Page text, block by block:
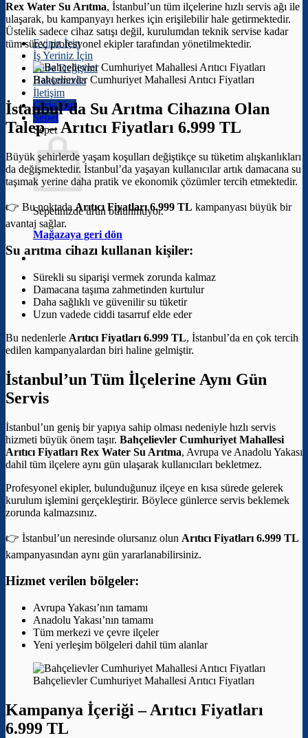
Eviniz İçin
İş Yeriniz İçin
Filtre Değişimi
Hakkımızda
İletişim
Giriş Yap
Sepet
Sepet
Sepetinizde ürün bulunmuyor.
Mağazaya geri dön
Rex Water Su Arıtma, İstanbul’un tüm ilçelerine hızlı servis ağı ile
ulaşarak, bu kampanyayı herkes için erişilebilir hale getirmektedir.
Üstelik sadece cihaz satışı değil, kurulumdan teknik servise kadar
tüm süreç profesyonel ekipler tarafından yönetilmektedir.
Bahçelievler Cumhuriyet Mahallesi Arıtıcı Fiyatları
İstanbul’da Su Arıtma Cihazına Olan
Talep –Arıtıcı Fiyatları 6.999 TL
Büyük şehirlerde yaşam koşulları değiştikçe su tüketim alışkanlıkları
da değişmektedir. İstanbul’da yaşayan kullanıcılar artık damacana su
taşımak yerine daha pratik ve ekonomik çözümler tercih etmektedir.
👉 Bu noktadaArıtıcı Fiyatları 6.999 TL kampanyası büyük bir
avantaj sağlar.
Su arıtma cihazı kullanan kişiler:
Sürekli su siparişi vermek zorunda kalmaz
Damacana taşıma zahmetinden kurtulur
Daha sağlıklı ve güvenilir su tüketir
Uzun vadede ciddi tasarruf elde eder
Bu nedenlerle Arıtıcı Fiyatları 6.999 TL, İstanbul’da en çok tercih
edilen kampanyalardan biri haline gelmiştir.
İstanbul’un Tüm İlçelerine Aynı Gün
Servis
İstanbul’un geniş bir yapıya sahip olması nedeniyle hızlı servis
hizmeti büyük önem taşır. Bahçelievler Cumhuriyet Mahallesi
Arıtıcı Fiyatları Rex Water Su Arıtma, Avrupa ve Anadolu Yakası
dahil tüm ilçelere aynı gün ulaşarak kullanıcıları bekletmez.
Profesyonel ekipler, bulunduğunuz ilçeye en kısa sürede gelerek
kurulum işlemini gerçekleştirir. Böylece günlerce servis beklemek
zorunda kalmazsınız.
👉 İstanbul’un neresinde olursanız olun Arıtıcı Fiyatları 6.999 TL
kampanyasından aynı gün yararlanabilirsiniz.
Hizmet verilen bölgeler:
Avrupa Yakası’nın tamamı
Anadolu Yakası’nın tamamı
Tüm merkezi ve çevre ilçeler
Yeni yerleşim bölgeleri dahil tüm alanlar
Bahçelievler Cumhuriyet Mahallesi Arıtıcı Fiyatları
Kampanya İçeriği –Arıtıcı Fiyatları
6.999 TL